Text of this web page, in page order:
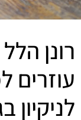
רונן
עוזרים